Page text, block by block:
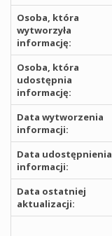
Osoba, która
wytworzyła
informację:
Osoba, która
udostępnia
informację:
Data wytworzenia
informacji:
Data udostępnienia
informacji:
Data ostatniej
aktualizacji: